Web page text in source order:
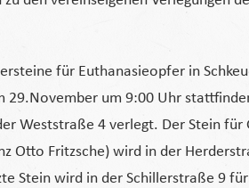
für Euthanasieopfer in
29.November um 9:00 Uhr
Weststraße 4 verlegt. Der Stein für
Otto Fritzsche) wird in der
Stein wird in der Schillerstraße 9